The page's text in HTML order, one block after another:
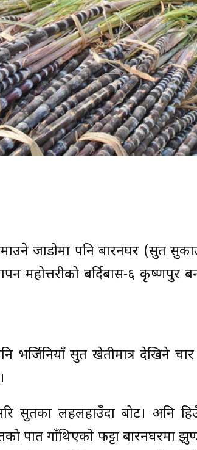
जाडोमा पनि बारनघर (सुर्ती
महोत्तरीको बर्दिबास-६ कृष्णपुर
सुर्ती खेतीमात्र देखिने
सुर्तीका लहलहाउँदा बोट। अनि
पात गाँथिएको फट्टा बारनघरमा